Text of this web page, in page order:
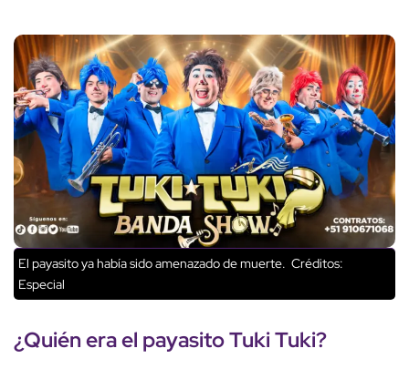
El payasito ya había sido amenazado de muerte. Créditos:
Especial
¿Quién era el payasito Tuki Tuki?